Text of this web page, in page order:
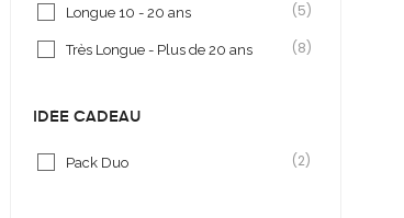
Longue 10 - 20 ans (5)
Très Longue - Plus de 20 ans (8)
IDÉE CADEAU
Pack Duo (2)